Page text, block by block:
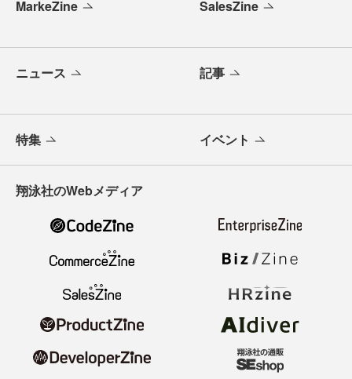
MarkeZine SalesZine
ニュース 記事
特集 イベント
翔泳社のWebメディア